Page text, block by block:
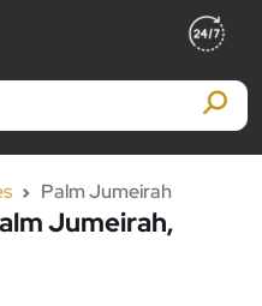
Palm Jumeirah
Jumeirah,